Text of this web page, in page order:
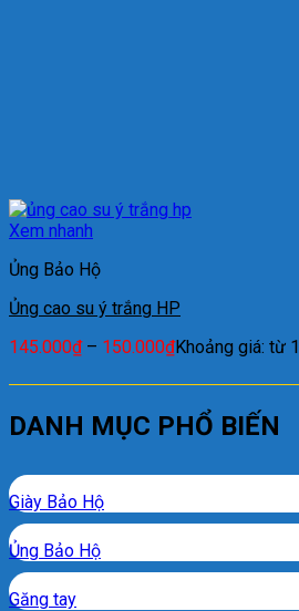
Xem nhanh
Ủng Bảo Hộ
Ủng cao su ý trắng HP
145.000₫ – 150.000₫Khoảng giá: từ
DANH MỤC PHỔ BIẾN
Giày Bảo Hộ
Ủng Bảo Hộ
Găng tay